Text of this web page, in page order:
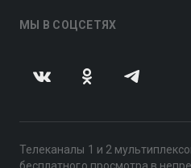
МЫ В СОЦСЕТЯХ
Телеканалы 1 и 2